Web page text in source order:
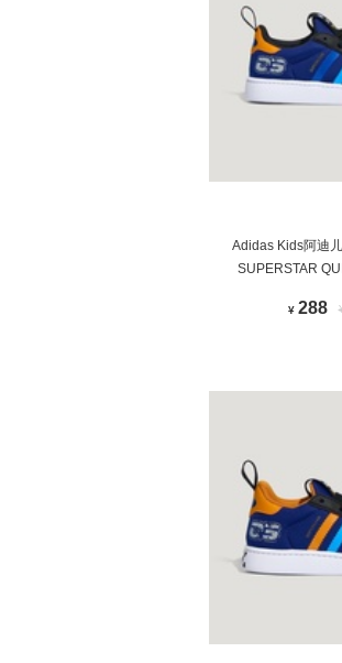
Adidas Kids阿迪
SUPERSTAR
¥ 288